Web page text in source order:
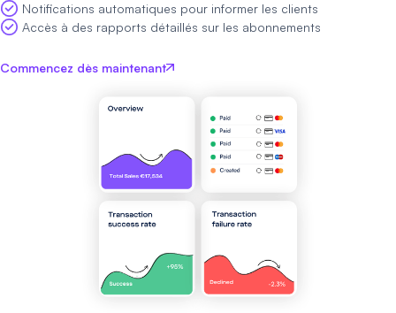
Notifications automatiques pour informer les clients
Accès à des rapports détaillés sur les abonnements
Commencez dès maintenant